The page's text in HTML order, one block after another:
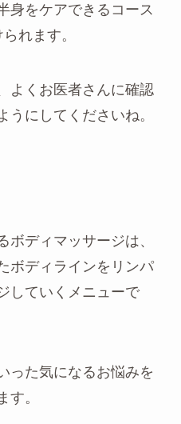
身をケアできるコース
れます。
よくお医者さんに確認
うにしてくださいね。
ボディマッサージは、
ボディラインをリンパ
していくメニューで
った気になるお悩みを
す。